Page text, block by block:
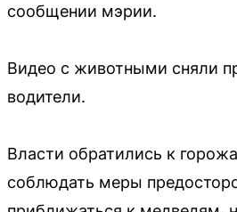
сообщении мэрии.
Видео с животными сняли
водители.
Власти обратились к
соблюдать меры